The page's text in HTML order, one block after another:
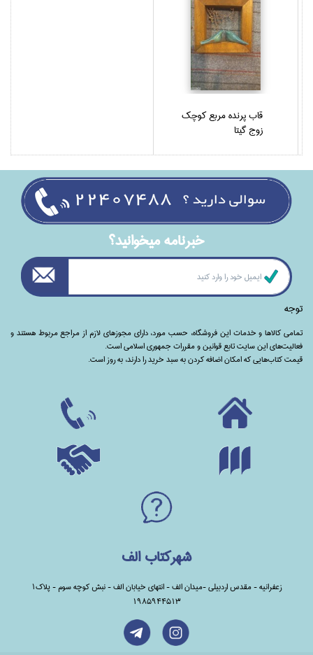
قاب پرنده مربع كوچك
زوج گيتا
خبرنامه ميخوانيد؟
توجه
تمامی‌ کالاها و خدمات این فروشگاه، حسب مورد،‌ دارای مجوزهای لازم از مراجع مربوط هستند ‌و‌‌
فعالیت‌های این سایت تابع قوانین و مقررات جمهوری اسلامی است.
قیمت کتاب‌هایی که امکان اضافه کردن به سبد خرید را دارند،‌ به روز است.
شهرکتاب الف
زعفرانیه - مقدس اردبیلی -میدان الف - انتهای خیابان الف - نبش کوچه سوم - پلاک1
1985944513